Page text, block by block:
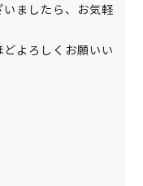
ましたら、お気軽
よろしくお願いい